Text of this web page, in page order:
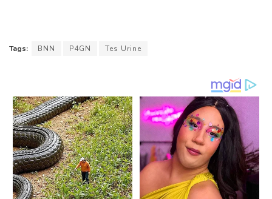
Tags: BNN P4GN Tes Urine